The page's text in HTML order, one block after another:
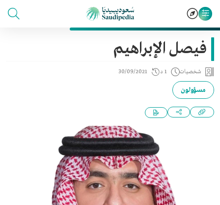
فيصل الإبراهيم
شخصيات 1 د 30/09/2021
مسؤولون